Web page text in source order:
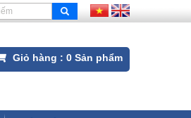
Giỏ hàng : 0 Sản phẩm